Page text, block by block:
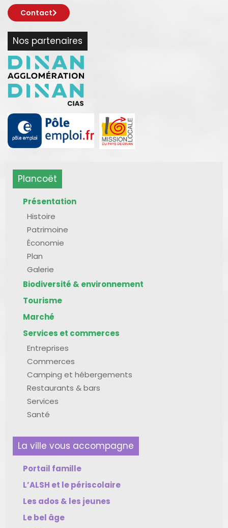
Contact
Nos partenaires
Plancoët
Présentation
Histoire
Patrimoine
Économie
Plan
Galerie
Biodiversité & environnement
Tourisme
Marché
Services et commerces
Entreprises
Commerces
Camping et hébergements
Restaurants & bars
Services
Santé
La ville vous accompagne
Portail famille
L’ALSH et le périscolaire
Les ados & les jeunes
Le bel âge